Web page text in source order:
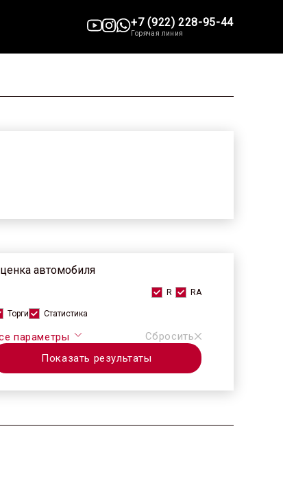
+7 (922) 228-95-44
Горячая линия
автомобиля
R RA
Торги Статистика
параметры
Сбросить
Показать результаты